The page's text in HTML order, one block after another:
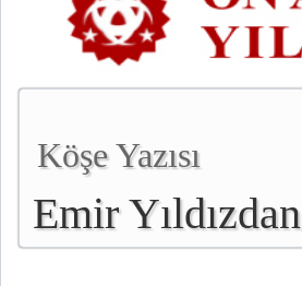
Köşe Yazısı
Emir Yıldızdan